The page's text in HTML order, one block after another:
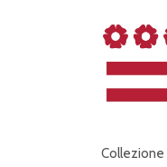
Collezione